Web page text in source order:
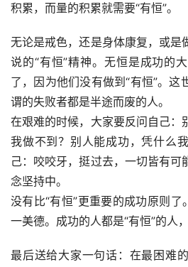
积累，而量的积累就需要“有恒”。
无论是戒色，还是身体康复，或是
说的“有恒”精神。无恒是成功的
了，因为他们没有做到“有恒”。这
谓的失败者都是半途而废的人。
在艰难的时候，大家要反问自己：
我做不到？别人能成功，凭什么
己：咬咬牙，挺过去，一切皆有可
念坚持中。
没有比“有恒”更重要的成功原则了
一美德。成功的人都是“有恒”的人
最后送给大家一句话：在最困难